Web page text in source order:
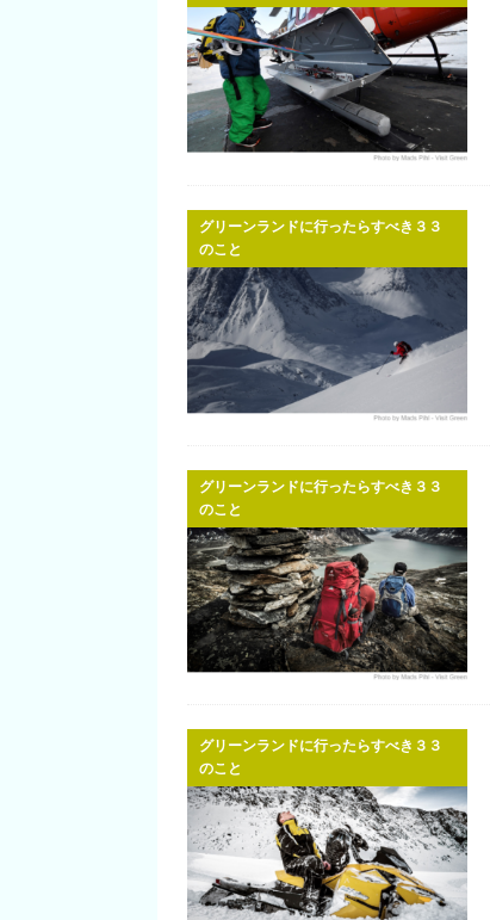
グリーンランドに行ったらすべき３３
のこと
グリーンランドに行ったらすべき３３
のこと
グリーンランドに行ったらすべき３３
のこと